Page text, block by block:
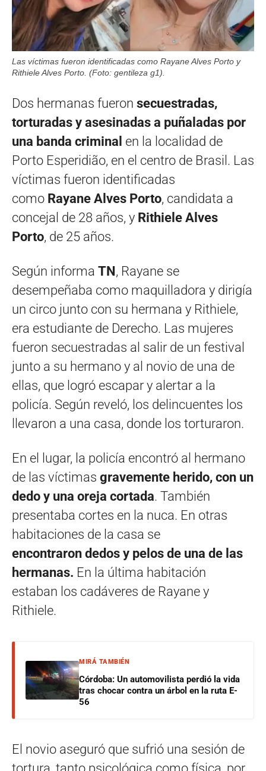
Las víctimas fueron identificadas como Rayane Alves Porto y
Rithiele Alves Porto. (Foto: gentileza g1).
Dos hermanas fueron secuestradas,
torturadas y asesinadas a puñaladas por
una banda criminal en la localidad de
Porto Esperidião, en el centro de Brasil. Las
víctimas fueron identificadas
como Rayane Alves Porto, candidata a
concejal de 28 años, y Rithiele Alves
Porto, de 25 años.
Según informa TN, Rayane se
desempeñaba como maquilladora y dirigía
un circo junto con su hermana y Rithiele,
era estudiante de Derecho. Las mujeres
fueron secuestradas al salir de un festival
junto a su hermano y al novio de una de
ellas, que logró escapar y alertar a la
policía. Según reveló, los delincuentes los
llevaron a una casa, donde los torturaron.
En el lugar, la policía encontró al hermano
de las víctimas gravemente herido, con un
dedo y una oreja cortada. También
presentaba cortes en la nuca. En otras
habitaciones de la casa se
encontraron dedos y pelos de una de las
hermanas. En la última habitación
estaban los cadáveres de Rayane y
Rithiele.
MIRÁ TAMBIÉN
Córdoba: Un automovilista perdió la vida
tras chocar contra un árbol en la ruta E-
56
El novio aseguró que sufrió una sesión de